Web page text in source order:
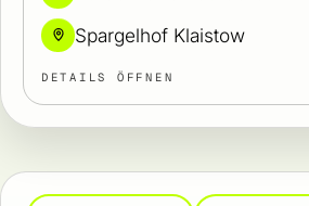
Spargelhof Klaistow
DETAILS ÖFFNEN